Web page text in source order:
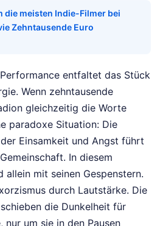
die meisten Indie-Filmer bei
Zehntausende Euro
entfaltet das Stück
Wenn zehntausende
gleichzeitig die Worte
paradoxe Situation: Die
Einsamkeit und Angst führt
In diesem
allein mit seinen Gespenstern.
durch Lautstärke. Die
die Dunkelheit für
nur um sie in den Pausen